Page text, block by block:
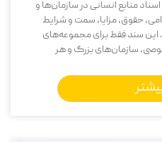
منابع انسانی در سازمان‌ها و
حقوق، مزایا، سمت و شرایط
سند فقط برای مجموعه‌های
سازمان‌های بزرگ و هر